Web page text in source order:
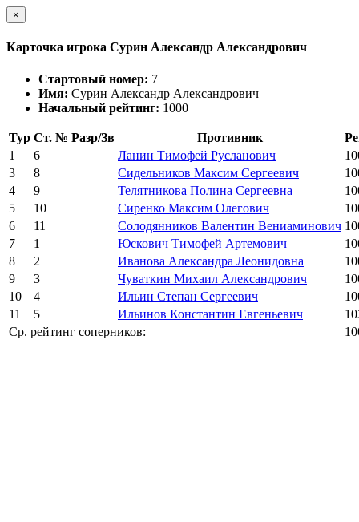
×
Карточка игрока Сурин Александр Александрович
Стартовый номер: 7
Имя: Сурин Александр Александрович
Начальный рейтинг: 1000
Тур Ст. № Разр/Зв Противник
1
6 Ланин Тимофей Русланович
3
8 Сидельников Максим Сергеевич
4
9 Телятникова Полина Сергеевна
5
10 Сиренко Максим Олегович
6
11 Солодянников Валентин Вениаминович
7
1 Юскович Тимофей Артемович
8
2 Иванова Александра Леонидовна
9
3 Чуваткин Михаил Александрович
10
4 Ильин Степан Сергеевич
11
5 Ильинов Константин Евгеньевич
Ср. рейтинг соперников: